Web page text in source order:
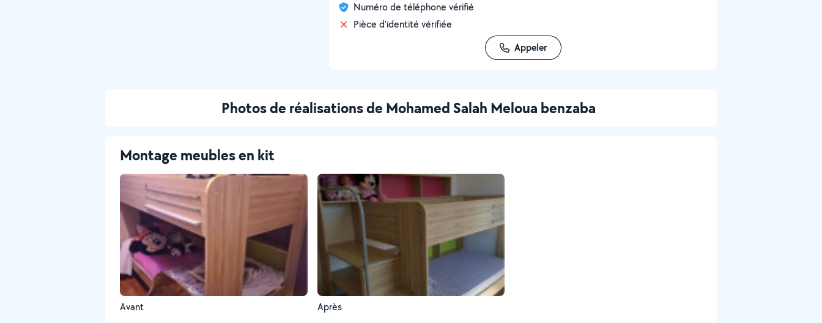
Numéro de téléphone vérifié
Pièce d'identité vérifiée
Appeler
Photos de réalisations de Mohamed Salah Meloua benzaba
Montage meubles en kit
Avant Après